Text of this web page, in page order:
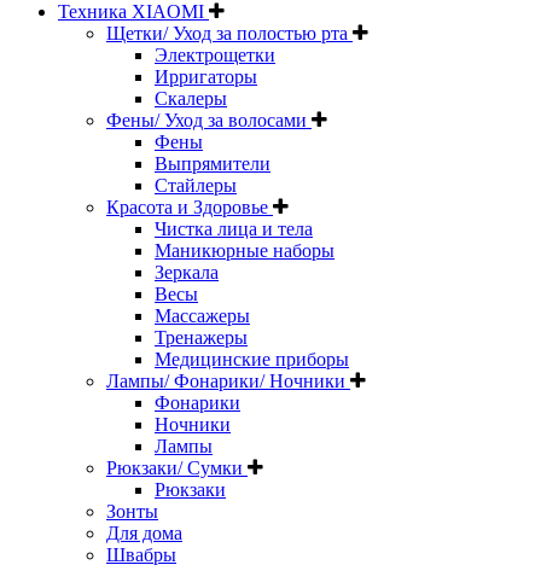
Техника XIAOMI
Щетки/ Уход за полостью рта
Электрощетки
Ирригаторы
Скалеры
Фены/ Уход за волосами
Фены
Выпрямители
Стайлеры
Красота и Здоровье
Чистка лица и тела
Маникюрные наборы
Зеркала
Весы
Массажеры
Тренажеры
Медицинские приборы
Лампы/ Фонарики/ Ночники
Фонарики
Ночники
Лампы
Рюкзаки/ Сумки
Рюкзаки
Зонты
Для дома
Швабры